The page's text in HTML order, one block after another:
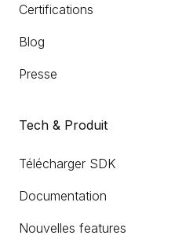
Certifications
Blog
Presse
Tech & Produit
Télécharger SDK
Documentation
Nouvelles features